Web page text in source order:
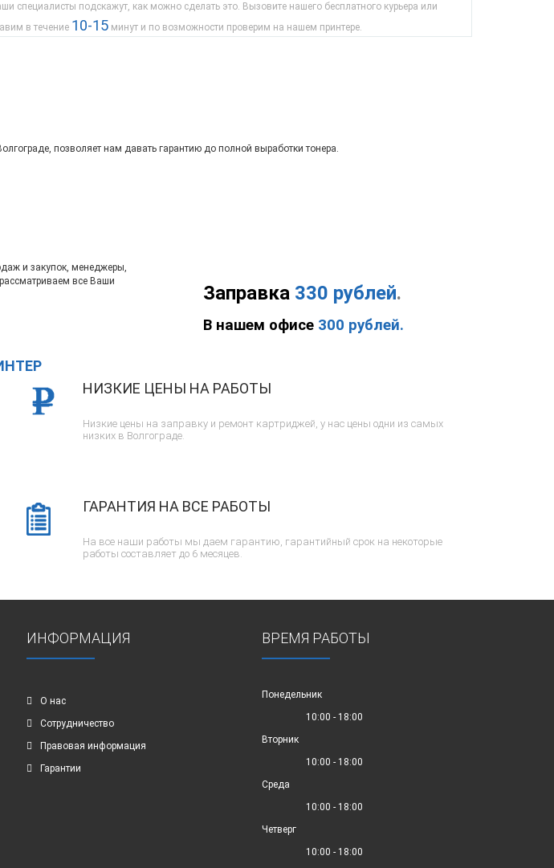
специалисты подскажут, как можно сделать это. Вызовите нашего бесплатного курьера или
в течение 10-15 минут и по возможности проверим на нашем принтере.
позволяет нам давать гарантию до полной выработки тонера.
Заправка 330 рублей.
В нашем офисе 300 рублей.
и закупок, менеджеры,
все Ваши
НИЗКИЕ ЦЕНЫ НА РАБОТЫ
Низкие цены на заправку и ремонт картриджей, у нас цены одни из самых
низких в Волгограде.
ГАРАНТИЯ НА ВСЕ РАБОТЫ
На все наши работы мы даем гарантию, гарантийный срок на некоторые
работы составляет до 6 месяцев.
ИНФОРМАЦИЯ
О нас
Сотрудничество
Правовая информация
Гарантии
ВРЕМЯ РАБОТЫ
Понедельник
10:00 - 18:00
Вторник
10:00 - 18:00
Среда
10:00 - 18:00
Четверг
10:00 - 18:00